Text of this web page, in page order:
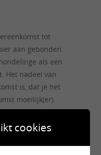
tot
aan gebonden.
als een
Het nadeel van
is, dat je het
moeilijk(er)
de afspraak
cookies